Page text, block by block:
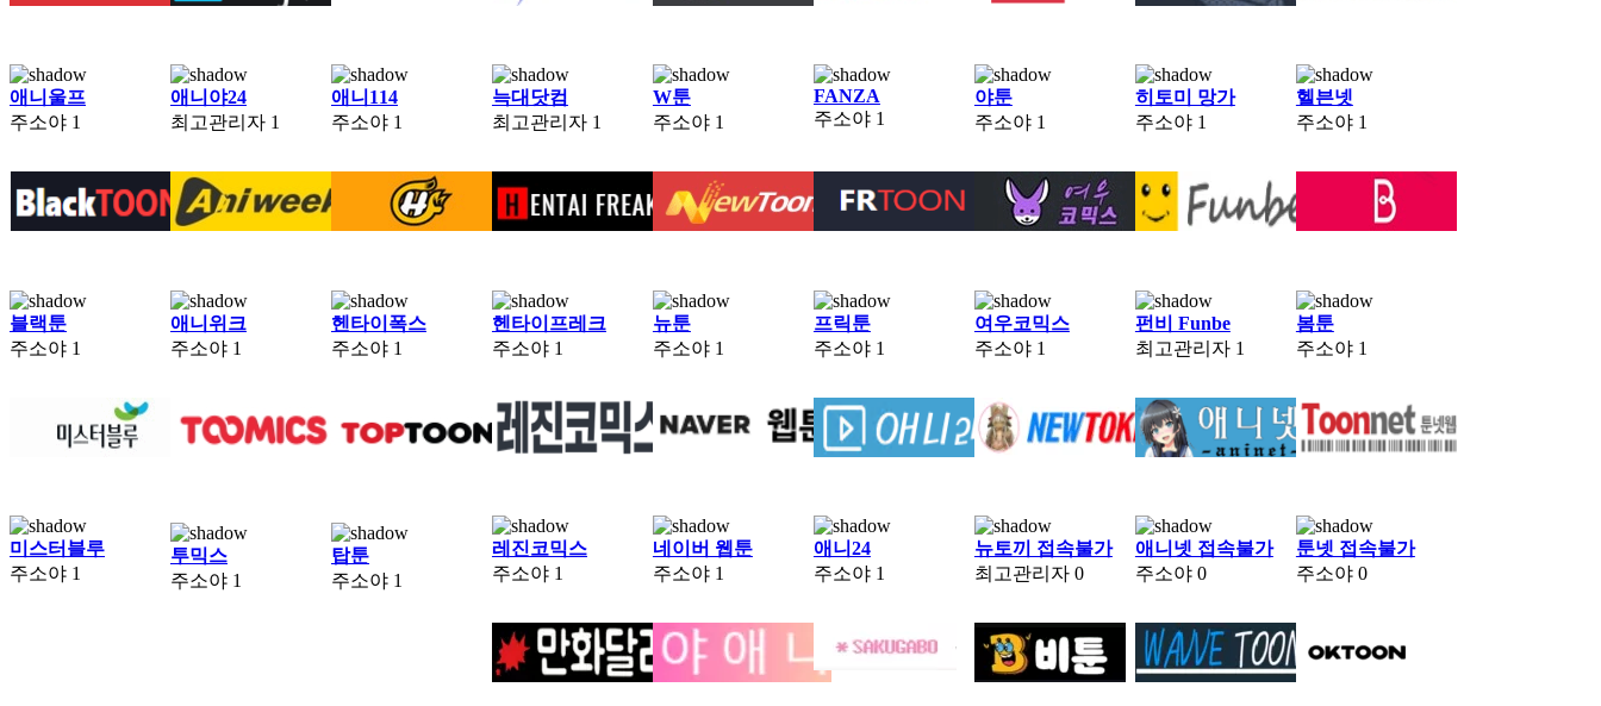
애니울프
주소야 1
애니야24
최고관리자 1
애니114
주소야 1
늑대닷컴
최고관리자 1
W툰
주소야 1
FANZA
주소야 1
야툰
주소야 1
히토미 망가
주소야 1
헬븐넷
주소야 1
블랙툰
주소야 1
애니위크
주소야 1
헨타이폭스
주소야 1
헨타이프레크
주소야 1
뉴툰
주소야 1
프릭툰
주소야 1
여우코믹스
주소야 1
펀비 Funbe
최고관리자 1
봄툰
주소야 1
미스터블루
주소야 1
투믹스
주소야 1
탑툰
주소야 1
레진코믹스
주소야 1
네이버 웹툰
주소야 1
애니24
주소야 1
뉴토끼 접속불가
최고관리자 0
애니넷 접속불가
주소야 0
툰넷 접속불가
주소야 0